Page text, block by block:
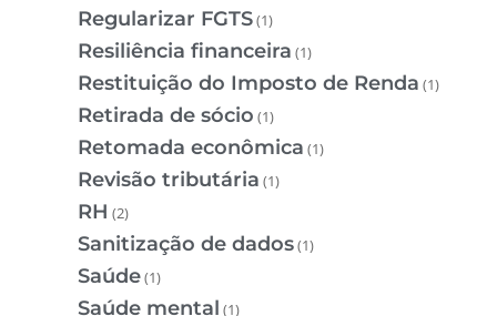
Regularizar FGTS(1)
Resiliência financeira (1)
Restituição do Imposto de Renda (1)
Retirada de sócio (1)
Retomada econômica (1)
Revisão tributária (1)
RH (2)
Sanitização de dados(1)
Saúde(1)
Saúde mental (1)